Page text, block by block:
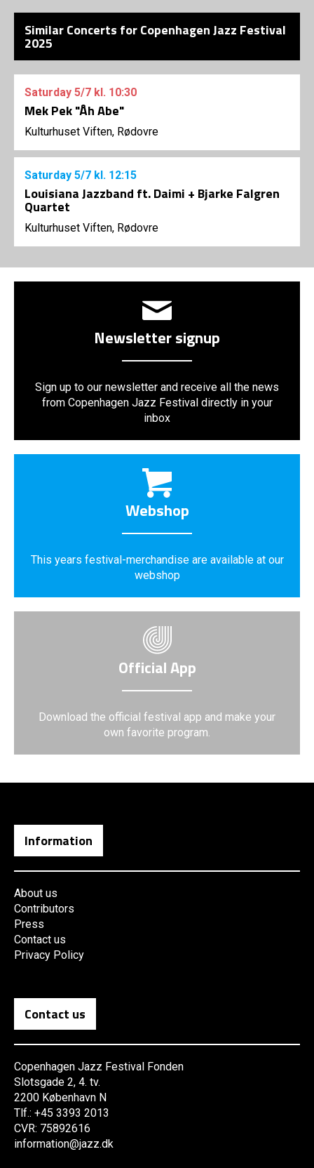
Similar Concerts for Copenhagen Jazz Festival
2025
Saturday 5/7 kl. 10:30
Mek Pek "Åh Abe"
Kulturhuset Viften, Rødovre
Saturday 5/7 kl. 12:15
Louisiana Jazzband ft. Daimi + Bjarke Falgren
Quartet
Kulturhuset Viften, Rødovre
Newsletter signup
Sign up to our newsletter and receive all the news
from Copenhagen Jazz Festival directly in your
inbox
Webshop
This years festival-merchandise are available at our
webshop
Official App
Download the official festival app and make your
own favorite program.
Information
About us
Contributors
Press
Contact us
Privacy Policy
Contact us
Copenhagen Jazz Festival Fonden
Slotsgade 2, 4. tv.
2200 København N
Tlf.: +45 3393 2013
CVR: 75892616
information@jazz.dk